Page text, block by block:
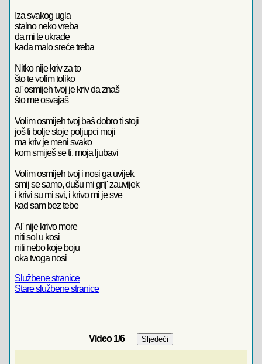
Iza svakog ugla
stalno neko vreba
da mi te ukrade
kada malo sreće treba
Nitko nije kriv za to
što te volim toliko
al' osmijeh tvoj je kriv da znaš
što me osvajaš
Volim osmijeh tvoj baš dobro ti stoji
još ti bolje stoje poljupci moji
ma kriv je meni svako
kom smiješ se ti, moja ljubavi
Volim osmijeh tvoj i nosi ga uvijek
smij se samo, dušu mi grij' zauvijek
i krivi su mi svi, i krivo mi je sve
kad sam bez tebe
Al' nije krivo more
niti sol u kosi
niti nebo koje boju
oka tvoga nosi
Službene stranice
Stare službene stranice
Video1/6